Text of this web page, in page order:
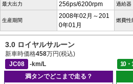
最大出力 256ps/6200rpm 過給器
生産期間
2008年02月～201
0年01月
燃費性
3.0 ロイヤルサルーン
新車時価格458万円(税込)
JC08
-km/L 10・
満タンでどこまで走る？